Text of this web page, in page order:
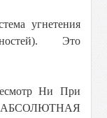
угнетения
Это
Ни При
АБСОЛЮТНАЯ